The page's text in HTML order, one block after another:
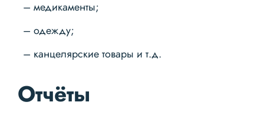
медикаменты;
одежду;
канцелярские товары и т.д.
Отчёты